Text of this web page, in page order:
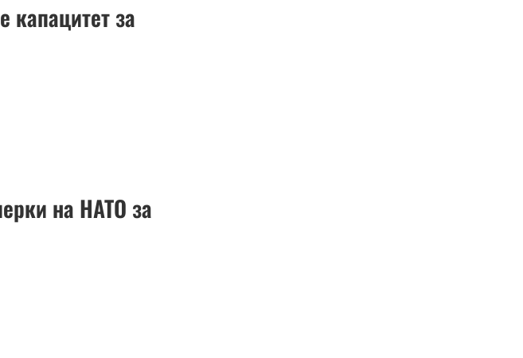
капацитет за
на НАТО за